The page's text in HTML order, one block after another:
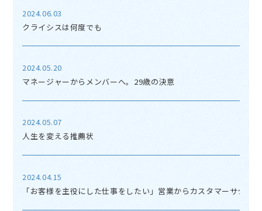
2024.06.03
クライシスは何度でも
2024.05.20
マネージャーからメンバーへ。29歳の決意
2024.05.07
人生を変える推薦状
2024.04.15
「お客様を主役にした仕事をしたい」営業からカスタマーサクセ